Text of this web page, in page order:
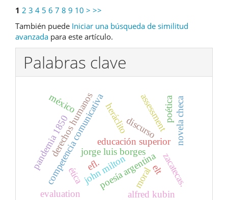
1 2 3 4 5 6 7 8 9 10 > >>
También puede Iniciar una búsqueda de similitud
avanzada para este artículo.
Palabras clave
discurso
competencia comunicativaeducación superior
jorge luis borges
heráclito
john milton
poesía argentina
derechos humanos
ética moral
méxico
alfred kubin
novela checa
assessment
evaluation
elt
efl.
pandemia 1850 zacatecas.
poética